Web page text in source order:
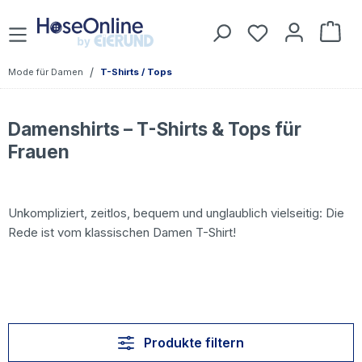
Zum Hauptinhalt springen Du hast 0
Mode für Damen / T-Shirts / Tops
Damenshirts – T-Shirts & Tops für
Frauen
Unkompliziert, zeitlos, bequem und unglaublich vielseitig: Die
Rede ist vom klassischen Damen T-Shirt!
Produkte filtern